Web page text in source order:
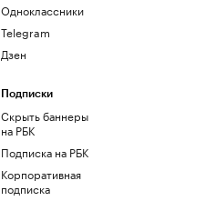
Одноклассники
Telegram
Дзен
Подписки
Скрыть баннеры
на РБК
Подписка на РБК
Корпоративная
подписка